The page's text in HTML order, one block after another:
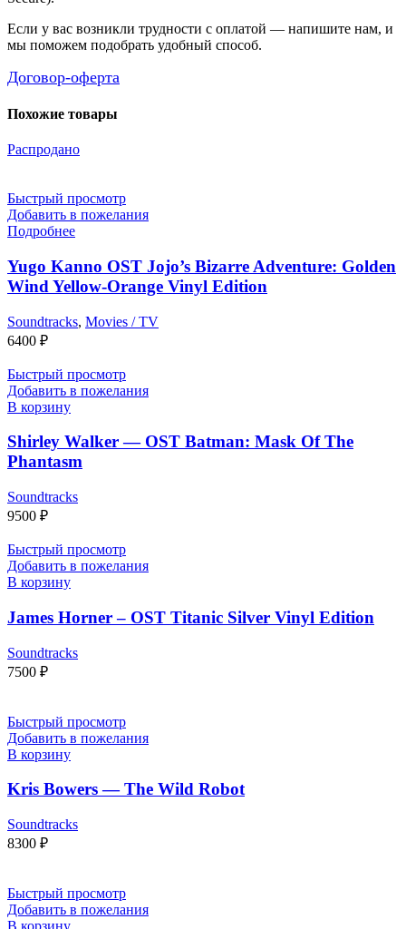
Если у вас возникли трудности с оплатой — напишите нам, и
мы поможем подобрать удобный способ.
Договор-оферта
Похожие товары
Распродано
Быстрый просмотр
Добавить в пожелания
Подробнее
Yugo Kanno OST Jojo’s Bizarre Adventure: Golden
Wind Yellow-Orange Vinyl Edition
Soundtracks, Movies / TV
6400 ₽
Быстрый просмотр
Добавить в пожелания
В корзину
Shirley Walker — OST Batman: Mask Of The
Phantasm
Soundtracks
9500 ₽
Быстрый просмотр
Добавить в пожелания
В корзину
James Horner – OST Titanic Silver Vinyl Edition
Soundtracks
7500 ₽
Быстрый просмотр
Добавить в пожелания
В корзину
Kris Bowers — The Wild Robot
Soundtracks
8300 ₽
Быстрый просмотр
Добавить в пожелания
В корзину